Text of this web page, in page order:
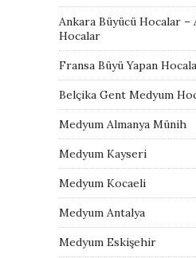
Ankara Büyücü Hocalar –
Hocalar
Fransa Büyü Yapan
Belçika Gent Medyum
Medyum Almanya Münih
Medyum Kayseri
Medyum Kocaeli
Medyum Antalya
Medyum Eskişehir